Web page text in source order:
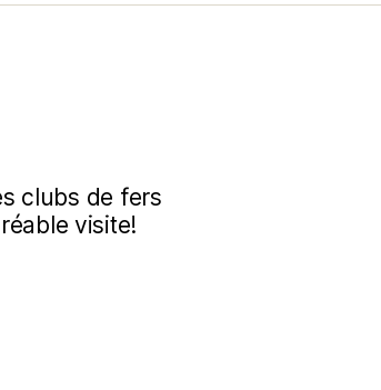
clubs de fers
visite!